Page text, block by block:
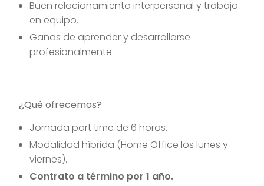
Buen relacionamiento interpersonal y trabajo
en equipo.
Ganas de aprender y desarrollarse
profesionalmente.
¿Qué ofrecemos?
Jornada part time de 6 horas.
Modalidad híbrida (Home Office los lunes y
viernes).
Contrato a término por 1 año.